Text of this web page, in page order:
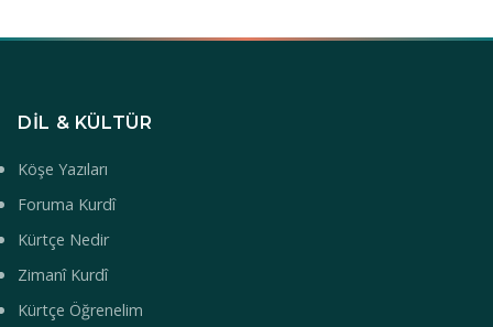
DIL & KÜLTÜR
Köşe Yazıları
Foruma Kurdî
Kürtçe Nedir
Zimanî Kurdî
Kürtçe Öğrenelim